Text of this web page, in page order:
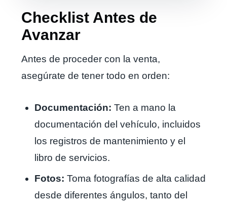
Checklist Antes de
Avanzar
Antes de proceder con la venta,
asegúrate de tener todo en orden:
Documentación: Ten a mano la
documentación del vehículo, incluidos
los registros de mantenimiento y el
libro de servicios.
Fotos: Toma fotografías de alta calidad
desde diferentes ángulos, tanto del